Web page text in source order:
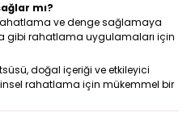
mı?
ve denge sağlamaya
gibi rahatlama uygulamaları için
doğal içeriği ve etkileyici
rahatlama için mükemmel bir